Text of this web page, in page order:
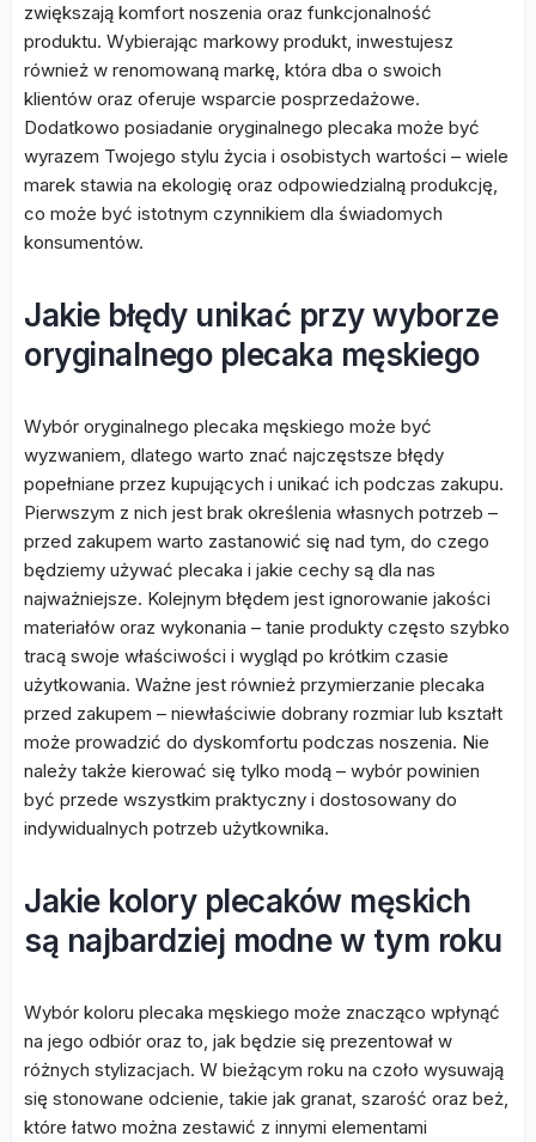
zwiększają komfort noszenia oraz funkcjonalność
produktu. Wybierając markowy produkt, inwestujesz
również w renomowaną markę, która dba o swoich
klientów oraz oferuje wsparcie posprzedażowe.
Dodatkowo posiadanie oryginalnego plecaka może być
wyrazem Twojego stylu życia i osobistych wartości – wiele
marek stawia na ekologię oraz odpowiedzialną produkcję,
co może być istotnym czynnikiem dla świadomych
konsumentów.
Jakie błędy unikać przy wyborze
oryginalnego plecaka męskiego
Wybór oryginalnego plecaka męskiego może być
wyzwaniem, dlatego warto znać najczęstsze błędy
popełniane przez kupujących i unikać ich podczas zakupu.
Pierwszym z nich jest brak określenia własnych potrzeb –
przed zakupem warto zastanowić się nad tym, do czego
będziemy używać plecaka i jakie cechy są dla nas
najważniejsze. Kolejnym błędem jest ignorowanie jakości
materiałów oraz wykonania – tanie produkty często szybko
tracą swoje właściwości i wygląd po krótkim czasie
użytkowania. Ważne jest również przymierzanie plecaka
przed zakupem – niewłaściwie dobrany rozmiar lub kształt
może prowadzić do dyskomfortu podczas noszenia. Nie
należy także kierować się tylko modą – wybór powinien
być przede wszystkim praktyczny i dostosowany do
indywidualnych potrzeb użytkownika.
Jakie kolory plecaków męskich
są najbardziej modne w tym roku
Wybór koloru plecaka męskiego może znacząco wpłynąć
na jego odbiór oraz to, jak będzie się prezentował w
różnych stylizacjach. W bieżącym roku na czoło wysuwają
się stonowane odcienie, takie jak granat, szarość oraz beż,
które łatwo można zestawić z innymi elementami